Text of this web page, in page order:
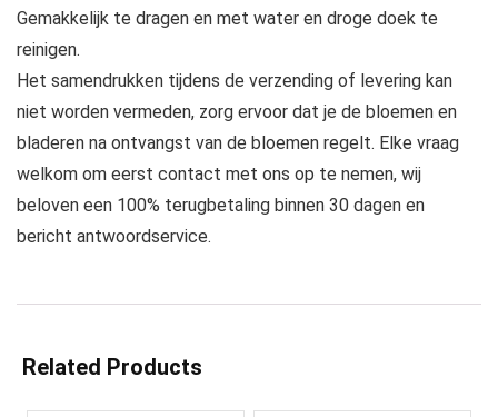
Gemakkelijk te dragen en met water en droge doek te
reinigen.
Het samendrukken tijdens de verzending of levering kan
niet worden vermeden, zorg ervoor dat je de bloemen en
bladeren na ontvangst van de bloemen regelt. Elke vraag
welkom om eerst contact met ons op te nemen, wij
beloven een 100% terugbetaling binnen 30 dagen en
bericht antwoordservice.
Related Products